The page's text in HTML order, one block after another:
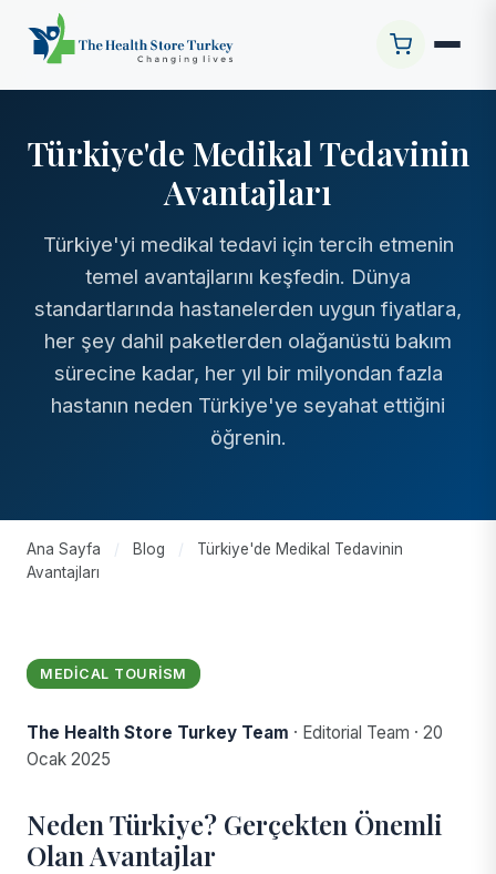
Türkiye'de Medikal Tedavinin
Avantajları
Türkiye'yi medikal tedavi için tercih etmenin
temel avantajlarını keşfedin. Dünya
standartlarında hastanelerden uygun fiyatlara,
her şey dahil paketlerden olağanüstü bakım
sürecine kadar, her yıl bir milyondan fazla
hastanın neden Türkiye'ye seyahat ettiğini
öğrenin.
Ana Sayfa / Blog /
Türkiye'de Medikal Tedavinin
Avantajları
MEDICAL TOURISM
The Health Store Turkey Team · Editorial Team · 20
Ocak 2025
Neden Türkiye? Gerçekten Önemli
Olan Avantajlar